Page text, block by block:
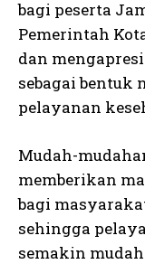
bagi peserta
Pemerintah
dan
sebagai bentuk
pelayanan
Mudah-
memberikan
bagi
sehingga
semakin